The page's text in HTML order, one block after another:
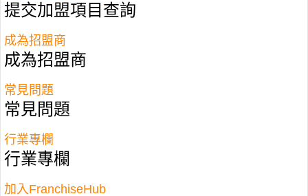
提交加盟項目查詢
成為招盟商
成為招盟商
常見問題
常見問題
行業專欄
行業專欄
加入FranchiseHub
香港加盟－特許經營品牌Twinkie
Cookies
香港加盟－特許經營品牌簡介－ 召集甜品控！人氣麻
糬曲奇店「Twinkie Cookies」出多款甜品，有流心焦
糖燉蛋吐司、金莎朱古力熔岩吐司、開心果麻糬曲
奇、爆餡牛角包方塊磚、700層酥皮的水果奶油酥、夾
心鬆餅等，每款都超邪惡，可買來做散水餅或下午茶